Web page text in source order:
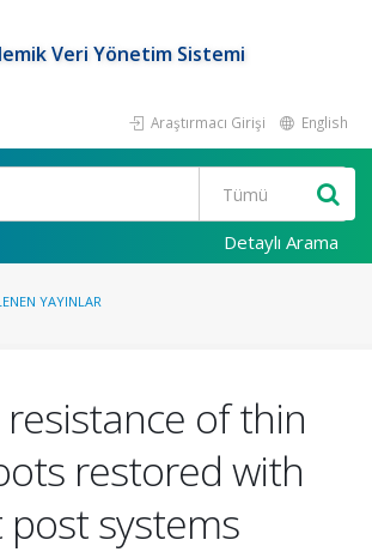
Veri Yönetim Sistemi
Araştırmacı Girişi English
Detaylı Arama
YAYINLAR
of thin
restored with
systems